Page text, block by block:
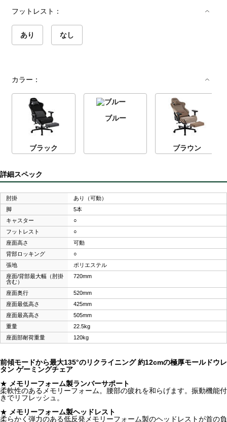
フットレスト：
あり なし
カラー：
ブラック
ブルー
ブラウン
詳細スペック
肘掛
あり（可動）
脚
5本
キャスター
○
フットレスト
○
座面高さ
可動
背部ロッキング
○
張地
ポリエステル
座面/背部最大幅（肘掛
含む）
720mm
座面奥行
520mm
座面最低高さ
425mm
座面最高高さ
505mm
重量
22.5kg
座面部耐荷重量
120kg
前傾モードから最大135°のリクライニング 約12cmの極厚モールドウレ
タン ゲーミングチェア
★ メモリーフォーム製ランバーサポート
柔軟性のあるメモリーフォーム。腰部の疲れを和らげます。振動機能付
きでリフレッシュ。
★ メモリーフォーム製ヘッドレスト
柔らかく弾力のある低反発メモリーフォーム製のヘッドレストが首の負